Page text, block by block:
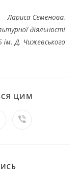
Лариса Семенова,
діяльності
ім. Д. Чижевського
ЦИМ